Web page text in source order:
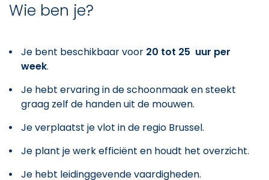
Wie ben je?
Je bent beschikbaar voor 20 tot 25 uur per
week.
Je hebt ervaring in de schoonmaak en steekt
graag zelf de handen uit de mouwen.
Je verplaatst je vlot in de regio Brussel.
Je plant je werk efficiënt en houdt het overzicht.
Je hebt leidinggevende vaardigheden.